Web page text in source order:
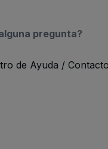
pregunta?
de Ayuda / Contacto